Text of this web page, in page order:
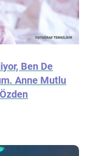
Ben De
Anne Mutlu